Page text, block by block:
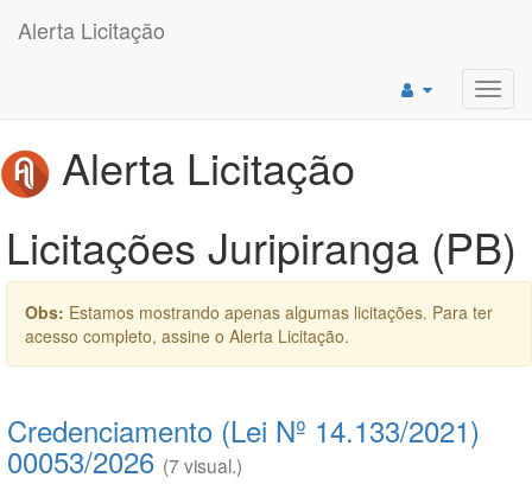
Alerta Licitação
Alerta Licitação
Licitações Juripiranga (PB)
Obs: Estamos mostrando apenas algumas licitações. Para ter
acesso completo, assine o Alerta Licitação.
Credenciamento (Lei Nº 14.133/2021)
00053/2026 (7 visual.)